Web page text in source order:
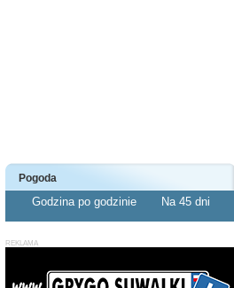
Pogoda
Godzina po godzinie Na 45 dni